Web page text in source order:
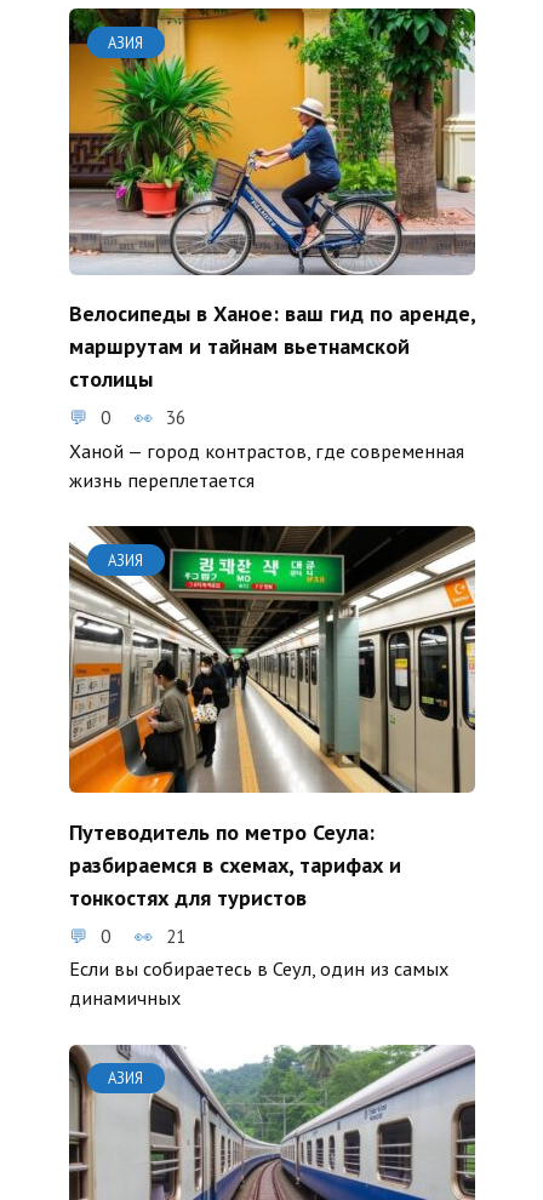
АЗИЯ
Велосипеды в Ханое: ваш гид по аренде,
маршрутам и тайнам вьетнамской
столицы
0
36
Ханой — город контрастов, где современная
жизнь переплетается
АЗИЯ
Путеводитель по метро Сеула:
разбираемся в схемах, тарифах и
тонкостях для туристов
0
21
Если вы собираетесь в Сеул, один из самых
динамичных
АЗИЯ